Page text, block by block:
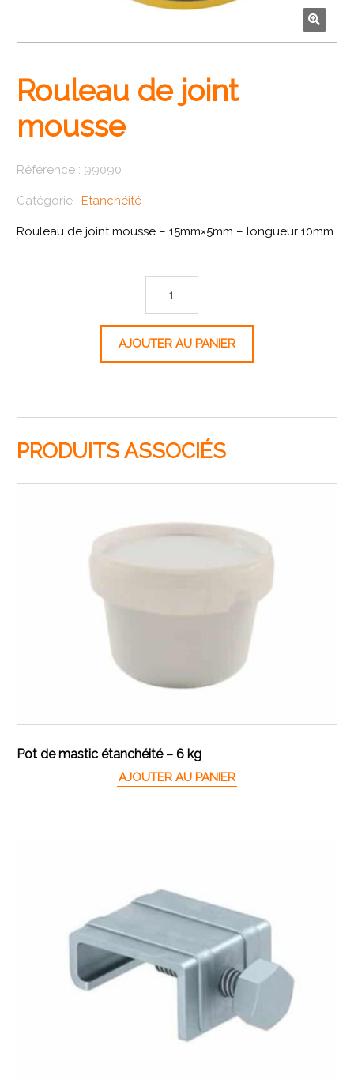
🔍
Rouleau de joint
mousse
Référence : 99090
Catégorie : Étanchéité
Rouleau de joint mousse – 15mm×5mm – longueur 10mm
AJOUTER AU PANIER
PRODUITS ASSOCIÉS
Pot de mastic étanchéité – 6 kg
AJOUTER AU PANIER